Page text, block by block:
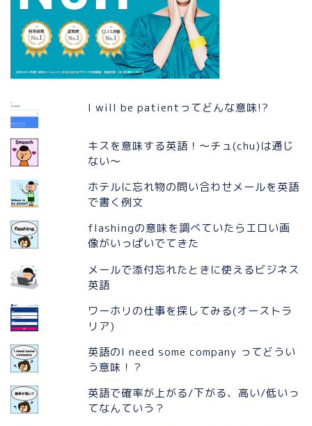
I will be patientってどんな意味!?
キスを意味する英語！〜チュ(chu)は通じ
ない〜
ホテルに忘れ物の問い合わせメールを英語
で書く例文
flashingの意味を調べていたらエロい画
像がいっぱいでてきた
メールで添付忘れたときに使えるビジネス
英語
ワーホリの仕事を探してみる(オーストラ
リア)
英語のI need some company ってどうい
う意味！？
英語で確率が上がる/下がる、高い/低いっ
てなんていう？